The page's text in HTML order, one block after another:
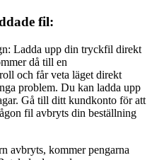
fil:
Ladda upp din tryckfil direkt
då till en
och får veta läget direkt
problem. Du kan ladda upp
Gå till ditt kundkonto för att
fil avbryts din beställning
avbryts, kommer pengarna